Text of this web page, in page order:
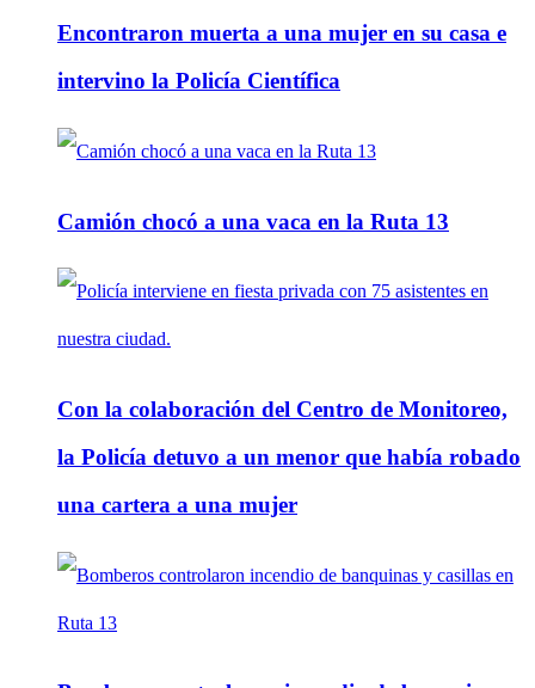
Encontraron muerta a una mujer en su casa e
intervino la Policía Científica
Camión chocó a una vaca en la Ruta 13
Con la colaboración del Centro de Monitoreo,
la Policía detuvo a un menor que había robado
una cartera a una mujer